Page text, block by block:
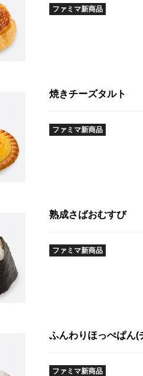
ファミマ新商品
焼きチーズタルト
ファミマ新商品
熟成さばおむすび
ファミマ新商品
ふんわりほっぺぱん(
ファミマ新商品